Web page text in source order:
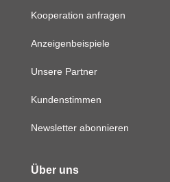
Kooperation anfragen
Anzeigenbeispiele
Unsere Partner
Kundenstimmen
Newsletter abonnieren
Über uns